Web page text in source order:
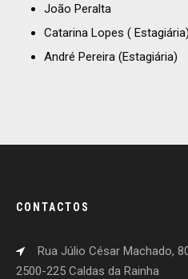
João Peralta
Catarina Lopes ( Estagiária)
André Pereira (Estagiária)
CONTACTOS
Rua Júlio César Machado,
2500-225 Caldas da Rainha